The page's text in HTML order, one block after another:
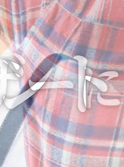
サブメニュー開
閉